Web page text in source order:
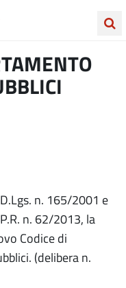
n. 165/2001 e
n. 62/2013, la
Codice di
(delibera n.